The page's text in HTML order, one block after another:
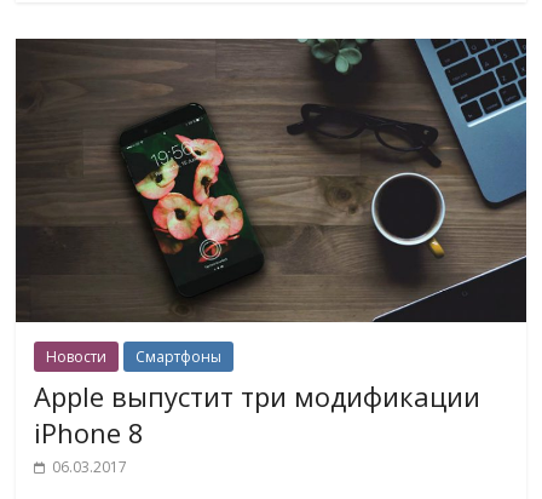
Новости Смартфоны
Apple выпустит три модификации
iPhone 8
06.03.2017